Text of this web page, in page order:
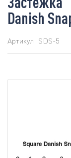
Danish
Артикул: SDS-5